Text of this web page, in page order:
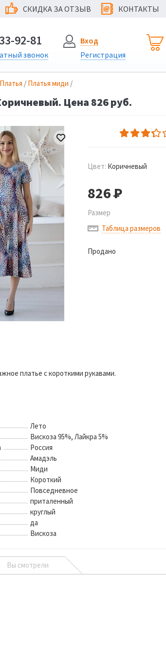
СКИДКА ЗА ОТЗЫВ @ КОНТАКТЫ
92-81
звонок
Вход
Регистрация
Платья / Платья миди /
Цена 826 руб.
Цвет: Коричневый
826Р
Размер
Таблица размеров
Продано
платье с короткими рукавами.
Лето
Вискоза 95%, Лайкра 5%
Россия
Амадэль
Миди
Короткий
Повседневное
приталенный
круглый
да
Вискоза
Вы смотрели